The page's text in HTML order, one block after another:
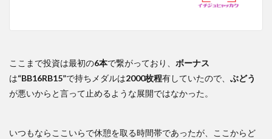
ここまで投資は最初の6本で繋がっており、 ボーナス
は“BB16RB15”で持ちメダルは2000枚程有していたので、 ぶどう
が悪いからと言って止めるような展開ではなかった。
いつもならここいらで休憩を取る時間帯であったが、ここからど